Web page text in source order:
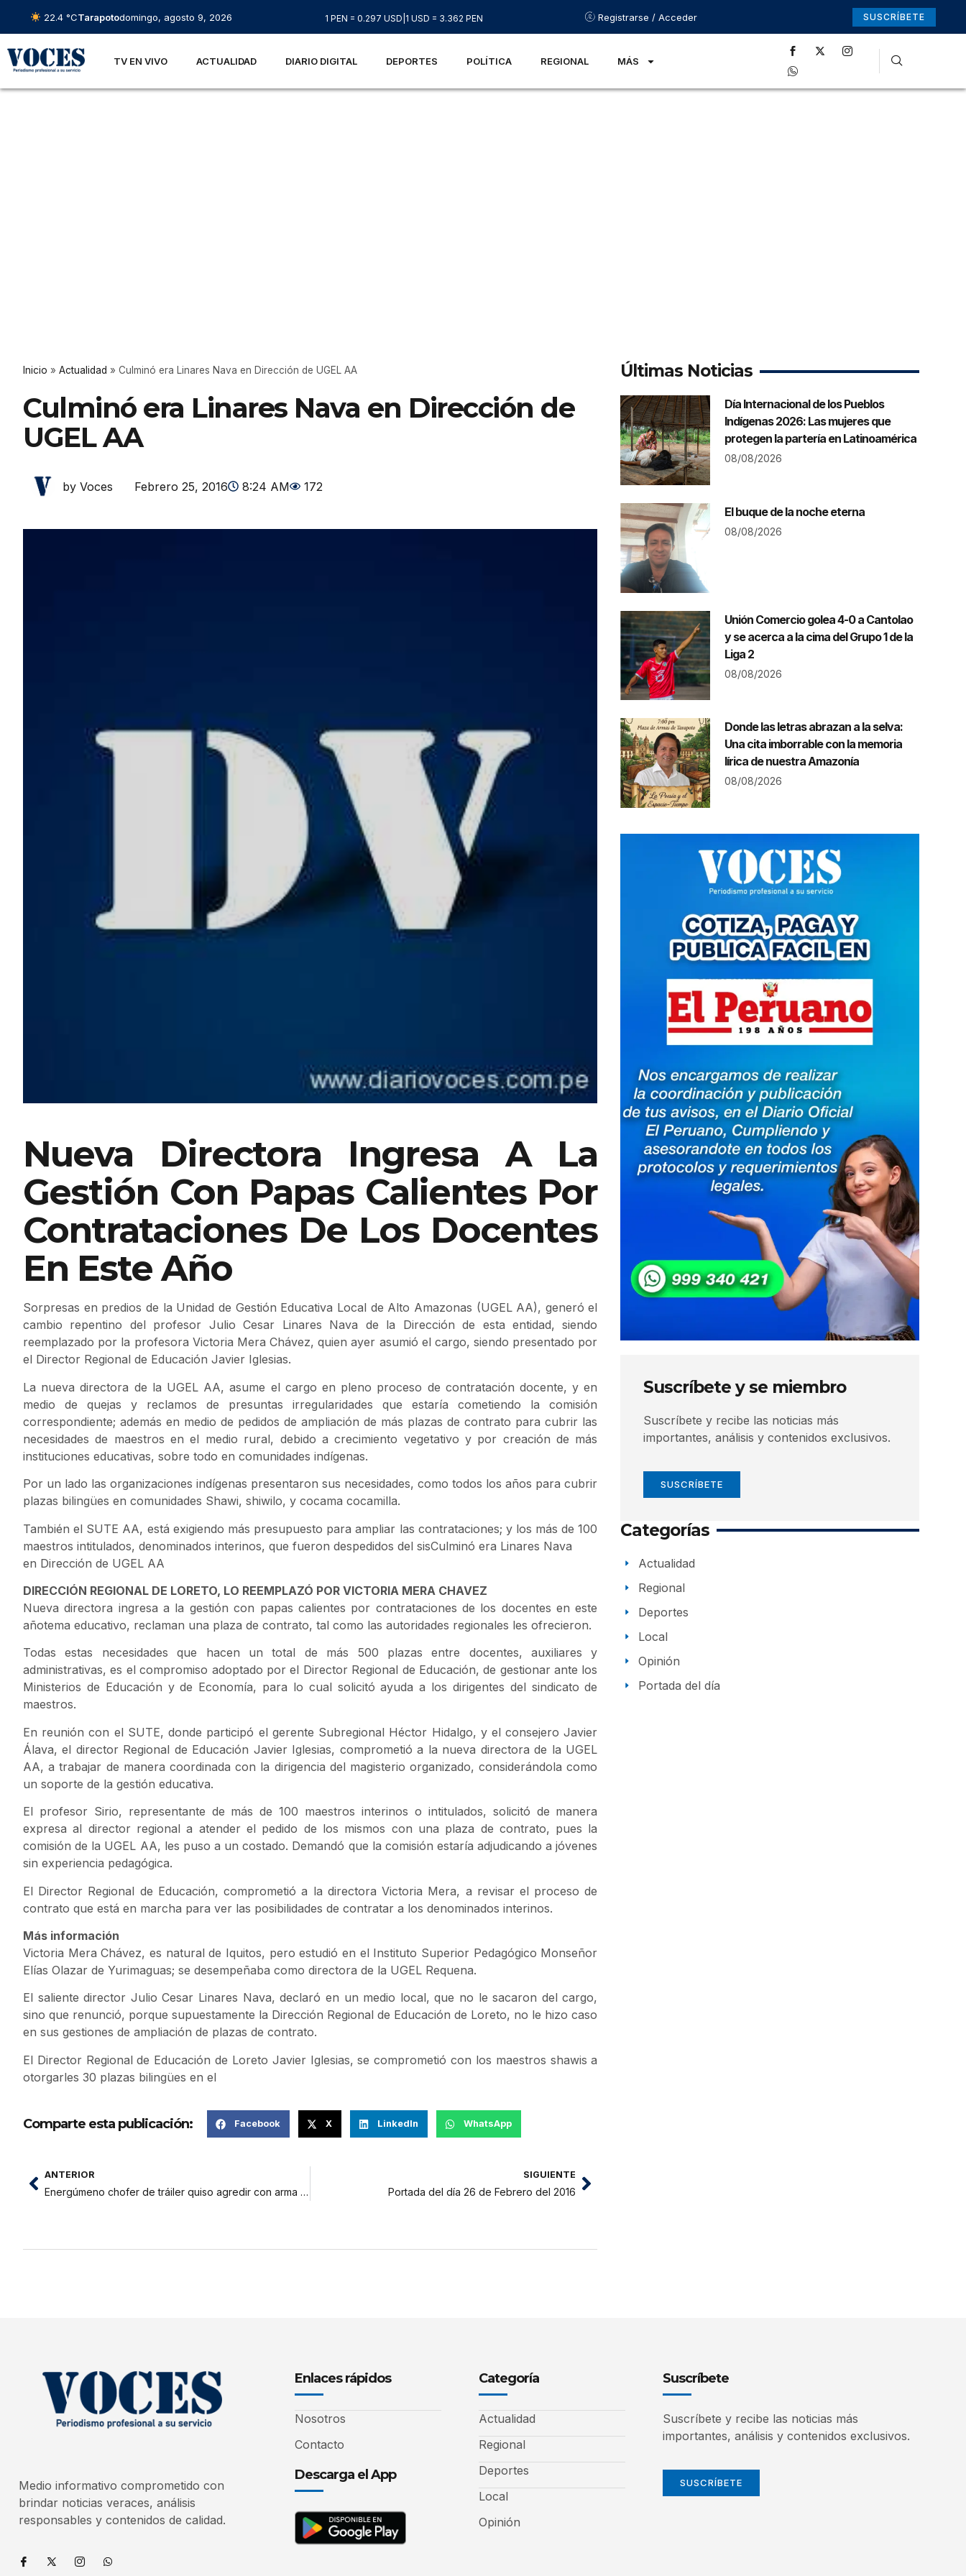
22.4 °CTarapotodomingo, agosto 9, 2026 1 PEN = 0.297 USD 1 USD = 3.362 PEN Registrarse / Acceder SUSCRÍBETE
TV EN VIVO ACTUALIDAD DIARIO DIGITAL DEPORTES POLÍTICA REGIONAL MÁS
Inicio » Actualidad » Culminó era Linares Nava en Dirección de UGEL AA
Culminó era Linares Nava en Dirección de
UGEL AA
by Voces Febrero 25, 2016 8:24 AM 172
Nueva Directora Ingresa A La
Gestión Con Papas Calientes Por
Contrataciones De Los Docentes
En Este Año
Sorpresas en predios de la Unidad de Gestión Educativa Local de Alto Amazonas (UGEL AA), generó el
cambio repentino del profesor Julio Cesar Linares Nava de la Dirección de esta entidad, siendo
reemplazado por la profesora Victoria Mera Chávez, quien ayer asumió el cargo, siendo presentado por
el Director Regional de Educación Javier Iglesias.
La nueva directora de la UGEL AA, asume el cargo en pleno proceso de contratación docente, y en
medio de quejas y reclamos de presuntas irregularidades que estaría cometiendo la comisión
correspondiente; además en medio de pedidos de ampliación de más plazas de contrato para cubrir las
necesidades de maestros en el medio rural, debido a crecimiento vegetativo y por creación de más
instituciones educativas, sobre todo en comunidades indígenas.
Por un lado las organizaciones indígenas presentaron sus necesidades, como todos los años para cubrir
plazas bilingües en comunidades Shawi, shiwilo, y cocama cocamilla.
También el SUTE AA, está exigiendo más presupuesto para ampliar las contrataciones; y los más de 100
maestros intitulados, denominados interinos, que fueron despedidos del sisCulminó era Linares Nava
en Dirección de UGEL AA
DIRECCIÓN REGIONAL DE LORETO, LO REEMPLAZÓ POR VICTORIA MERA CHAVEZ
Nueva directora ingresa a la gestión con papas calientes por contrataciones de los docentes en este
añotema educativo, reclaman una plaza de contrato, tal como las autoridades regionales les ofrecieron.
Todas estas necesidades que hacen un total de más 500 plazas entre docentes, auxiliares y
administrativas, es el compromiso adoptado por el Director Regional de Educación, de gestionar ante los
Ministerios de Educación y de Economía, para lo cual solicitó ayuda a los dirigentes del sindicato de
maestros.
En reunión con el SUTE, donde participó el gerente Subregional Héctor Hidalgo, y el consejero Javier
Álava, el director Regional de Educación Javier Iglesias, comprometió a la nueva directora de la UGEL
AA, a trabajar de manera coordinada con la dirigencia del magisterio organizado, considerándola como
un soporte de la gestión educativa.
El profesor Sirio, representante de más de 100 maestros interinos o intitulados, solicitó de manera
expresa al director regional a atender el pedido de los mismos con una plaza de contrato, pues la
comisión de la UGEL AA, les puso a un costado. Demandó que la comisión estaría adjudicando a jóvenes
sin experiencia pedagógica.
El Director Regional de Educación, comprometió a la directora Victoria Mera, a revisar el proceso de
contrato que está en marcha para ver las posibilidades de contratar a los denominados interinos.
Más información
Victoria Mera Chávez, es natural de Iquitos, pero estudió en el Instituto Superior Pedagógico Monseñor
Elías Olazar de Yurimaguas; se desempeñaba como directora de la UGEL Requena.
El saliente director Julio Cesar Linares Nava, declaró en un medio local, que no le sacaron del cargo,
sino que renunció, porque supuestamente la Dirección Regional de Educación de Loreto, no le hizo caso
en sus gestiones de ampliación de plazas de contrato.
El Director Regional de Educación de Loreto Javier Iglesias, se comprometió con los maestros shawis a
otorgarles 30 plazas bilingües en el
Comparte esta publicación: Facebook X LinkedIn WhatsApp
ANTERIOR
Energúmeno chofer de tráiler quiso agredir con arma blanca a inspector
SIGUIENTE
Portada del día 26 de Febrero del 2016
Últimas Noticias
Día Internacional de los Pueblos
Indígenas 2026: Las mujeres que
protegen la partería en Latinoamérica
08/08/2026
El buque de la noche eterna
08/08/2026
Unión Comercio golea 4-0 a Cantolao
y se acerca a la cima del Grupo 1 de la
Liga 2
08/08/2026
Donde las letras abrazan a la selva:
Una cita imborrable con la memoria
lírica de nuestra Amazonía
08/08/2026
Suscríbete y se miembro
Suscríbete y recibe las noticias más
importantes, análisis y contenidos exclusivos.
SUSCRÍBETE
Categorías
Actualidad
Regional
Deportes
Local
Opinión
Portada del día
Medio informativo comprometido con
brindar noticias veraces, análisis
responsables y contenidos de calidad.
Enlaces rápidos
Nosotros
Contacto
Descarga el App
Categoría
Actualidad
Regional
Deportes
Local
Opinión
Suscríbete
Suscríbete y recibe las noticias más
importantes, análisis y contenidos exclusivos.
SUSCRÍBETE